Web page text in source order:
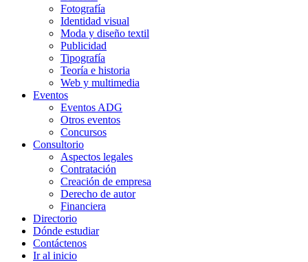
Fotografía
Identidad visual
Moda y diseño textil
Publicidad
Tipografía
Teoría e historia
Web y multimedia
Eventos
Eventos ADG
Otros eventos
Concursos
Consultorio
Aspectos legales
Contratación
Creación de empresa
Derecho de autor
Financiera
Directorio
Dónde estudiar
Contáctenos
Ir al inicio